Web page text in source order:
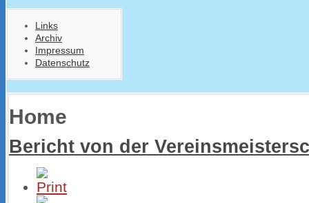
Links
Archiv
Impressum
Datenschutz
Home
Bericht von der